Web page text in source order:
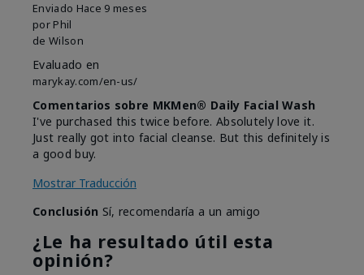
Enviado Hace 9 meses
por Phil
de Wilson
Evaluado en
marykay.com/en-us/
Comentarios sobre MKMen® Daily Facial Wash
I've purchased this twice before. Absolutely love it.
Just really got into facial cleanse. But this definitely is
a good buy.
Mostrar Traducción
Conclusión Sí, recomendaría a un amigo
¿Le ha resultado útil esta
opinión?